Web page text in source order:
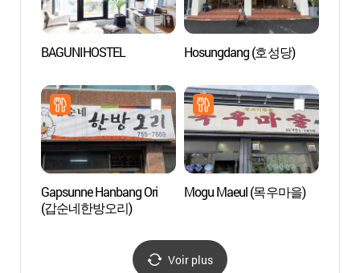
BAGUNIHOSTEL Hosungdang (호성당)
Gapsunne Hanbang Ori
(갑순네한방오리)
Mogu Maeul (목우마을)
Voir plus